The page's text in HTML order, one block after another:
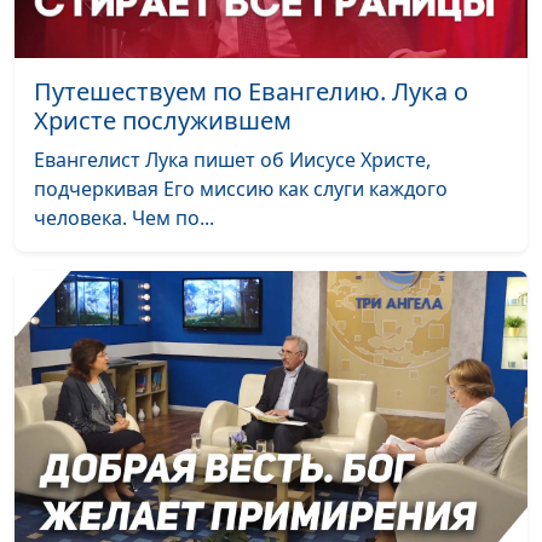
(вторая часть)
священнослужитель и
Елена Варнавская
Богородица, что она
дает нам сегодня
(первая часть)
Юлия Уткина,
Николай Кунцевич,
священнослужитель и
Елена Варнавская
человеком?
Николай Кунцевич,
священнослужитель и
Елена Варнавская
Путешествуем по Евангелию. Лука о
Христе послужившем
Евангелист Лука пишет об Иисусе Христе,
подчеркивая Его миссию как слуги каждого
человека. Чем по...